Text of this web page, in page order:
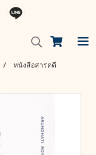
หนังสือสารคดี